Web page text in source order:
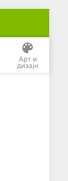
Арт и
дизајн